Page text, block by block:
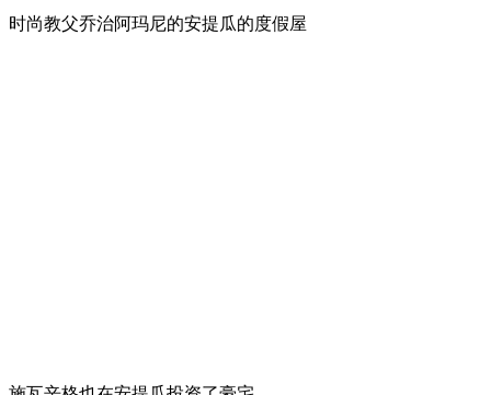
时尚教父乔治阿玛尼的安提瓜的度假屋